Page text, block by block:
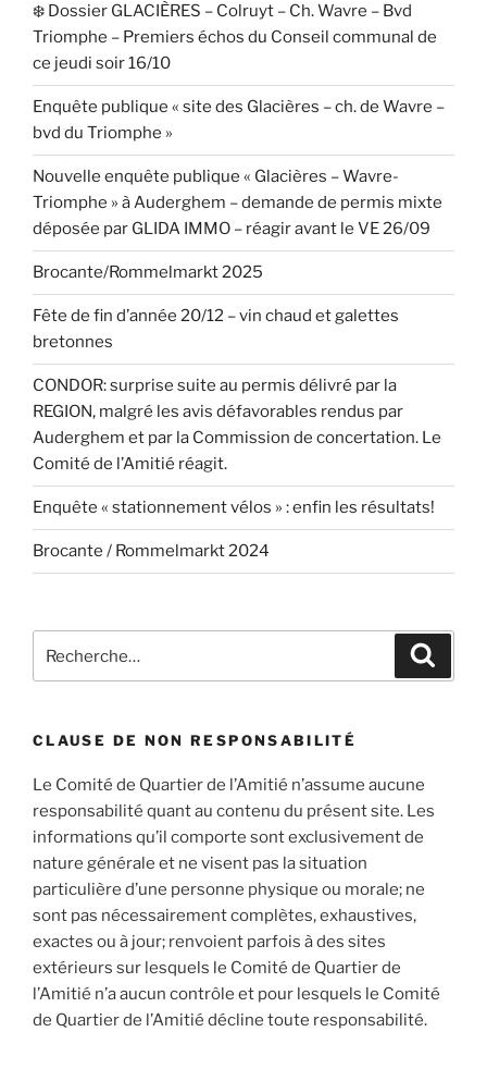
❄️ Dossier GLACIÈRES – Colruyt – Ch. Wavre – Bvd
Triomphe – Premiers échos du Conseil communal de
ce jeudi soir 16/10
Enquête publique « site des Glacières – ch. de Wavre –
bvd du Triomphe »
Nouvelle enquête publique « Glacières – Wavre-
Triomphe » à Auderghem – demande de permis mixte
déposée par GLIDA IMMO – réagir avant le VE 26/09
Brocante/Rommelmarkt 2025
Fête de fin d’année 20/12 – vin chaud et galettes
bretonnes
CONDOR: surprise suite au permis délivré par la
REGION, malgré les avis défavorables rendus par
Auderghem et par la Commission de concertation. Le
Comité de l’Amitié réagit.
Enquête « stationnement vélos » : enfin les résultats!
Brocante / Rommelmarkt 2024
pour
CLAUSE DE NON RESPONSABILITÉ
Le Comité de Quartier de l’Amitié n’assume aucune
responsabilité quant au contenu du présent site. Les
informations qu’il comporte sont exclusivement de
nature générale et ne visent pas la situation
particulière d’une personne physique ou morale; ne
sont pas nécessairement complètes, exhaustives,
exactes ou à jour; renvoient parfois à des sites
extérieurs sur lesquels le Comité de Quartier de
l’Amitié n’a aucun contrôle et pour lesquels le Comité
de Quartier de l’Amitié décline toute responsabilité.